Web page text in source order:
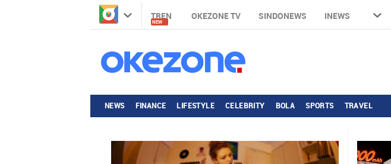
TREN
NEW
OKEZONE TV SINDONEWS INEWS
NEWS FINANCE LIFESTYLE CELEBRITY BOLA SPORTS TRAVEL